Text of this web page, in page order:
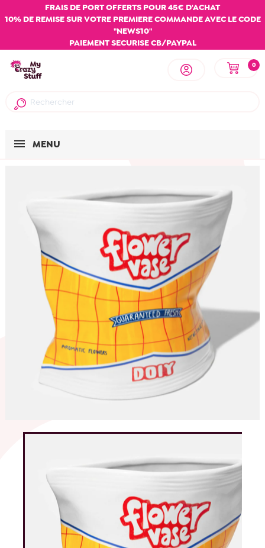
FRAIS DE PORT OFFERTS POUR 45€ D'ACHAT
10% DE REMISE SUR VOTRE PREMIERE COMMANDE AVEC LE CODE
"NEWS10"
PAIEMENT SECURISE CB/PAYPAL
0
MENU